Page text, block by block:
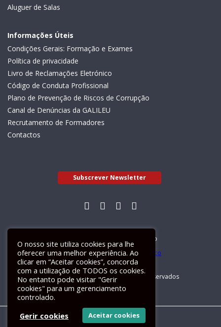
Aluguer de Salas
Informações Úteis
Condições Gerais: Formação e Exames
Política de privacidade
Livro de Reclamações Eletrónico
Código de Conduta Profissional
Plano de Prevenção de Riscos de Corrupção
Canal de Denúncias da GALILEU
Recrutamento de Formadores
Contactos
Subscrever Newsletter
Livro de Reclamações Electrónico
GALILEU 2026 © Todos os direitos reservados
Um siteActiveMedia
O nosso site utiliza cookies para lhe
oferecer uma melhor experiência. Ao
clicar em “Aceitar cookies”, concorda
com a utilização de TODOS os cookies.
No entanto pode visitar "Gerir
cookies" para um gerenciamento
controlado.
Gerir cookies
Aceitar cookies